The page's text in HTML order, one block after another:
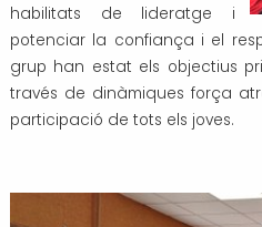
habilitats de lideratge i
potenciar la confiança i el
grup han estat els objectius
través de dinàmiques força
participació de tots els joves.